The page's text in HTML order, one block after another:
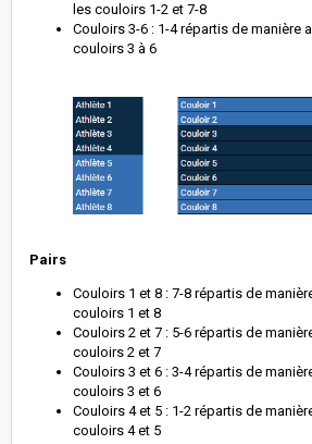
les couloirs 1-2 et 7-8
Couloirs 3-6 : 1-4 répartis de manière
couloirs 3 à 6
Pairs
Couloirs 1 et 8 : 7-8 répartis de
couloirs 1 et 8
Couloirs 2 et 7 : 5-6 répartis de
couloirs 2 et 7
Couloirs 3 et 6 : 3-4 répartis de
couloirs 3 et 6
Couloirs 4 et 5 : 1-2 répartis de
couloirs 4 et 5